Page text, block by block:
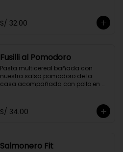
S/ 32.00
Fusilli al Pomodoro
Pasta multicereal bañada con
nuestra salsa pomodoro de la
casa acompañada con pollo en
S/ 34.00
Salmonero Fit